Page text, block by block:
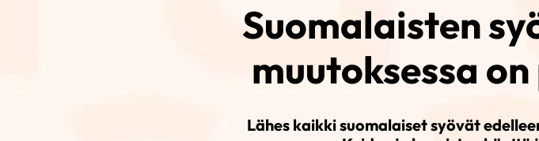
Suomalaisten
muutoksessa
Lähes kaikki suomalaiset syövät